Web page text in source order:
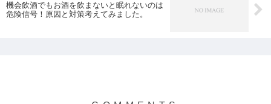
機会飲酒でもお酒を飲まないと眠れないのは
危険信号！原因と対策考えてみました。